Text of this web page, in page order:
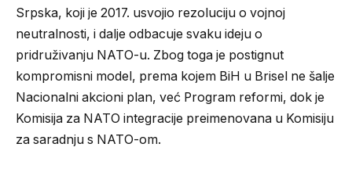
Srpska, koji je 2017. usvojio rezoluciju o vojnoj
neutralnosti, i dalje odbacuje svaku ideju o
pridruživanju NATO-u. Zbog toga je postignut
kompromisni model, prema kojem BiH u Brisel ne šalje
Nacionalni akcioni plan, već Program reformi, dok je
Komisija za NATO integracije preimenovana u Komisiju
za saradnju s NATO-om.